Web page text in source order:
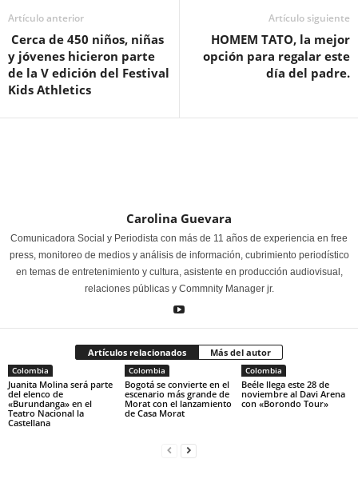
Artículo anterior
Cerca de 450 niños, niñas
y jóvenes hicieron parte
de la V edición del Festival
Kids Athletics
Artículo siguiente
HOMEM TATO, la mejor
opción para regalar este
día del padre.
Carolina Guevara
Comunicadora Social y Periodista con más de 11 años de experiencia en free
press, monitoreo de medios y análisis de información, cubrimiento periodístico
en temas de entretenimiento y cultura, asistente en producción audiovisual,
relaciones públicas y Commnity Manager jr.
Artículos relacionados Más del autor
Colombia
Juanita Molina será parte
del elenco de
«Burundanga» en el
Teatro Nacional la
Castellana
Colombia
Bogotá se convierte en el
escenario más grande de
Morat con el lanzamiento
de Casa Morat
Colombia
Beéle llega este 28 de
noviembre al Davi Arena
con «Borondo Tour»